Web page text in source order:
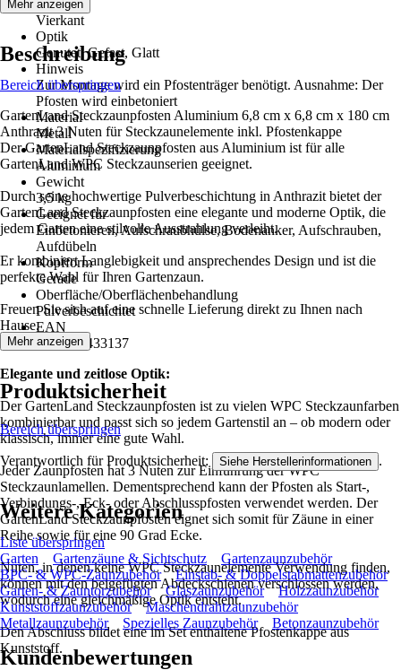
Form
Vierkant
Optik
Genutet, Gefast, Glatt
Hinweis
Zur Montage wird ein Pfostenträger benötigt. Ausnahme: Der
Pfosten wird einbetoniert
Material
Metall
Materialspezifizierung
Aluminium
Gewicht
3,5 kg
Geeignet für
Einbetonieren, Aufschraubhülse, Bodenanker, Aufschrauben,
Aufdübeln
Kopfform
Gerade
Oberfläche/Oberflächenbehandlung
Pulverbeschichtet
EAN
4250592433137
Mehr anzeigen
Beschreibung
Bereich überspringen
GartenLand Steckzaunpfosten Aluminium 6,8 cm x 6,8 cm x 180 cm
Anthrazit 3 Nuten für Steckzaunelemente inkl. Pfostenkappe
Der GartenLand Steckzaunpfosten aus Aluminium ist für alle
GartenLand WPC Steckzaunserien geeignet.
Durch seine hochwertige Pulverbeschichtung in Anthrazit bietet der
GartenLand Steckzaunpfosten eine elegante und moderne Optik, die
jedem Garten eine stilvolle Ausstrahlung verleiht.
Er kombiniert Langlebigkeit und ansprechendes Design und ist die
perfekte Wahl für Ihren Gartenzaun.
Freuen Sie sich auf eine schnelle Lieferung direkt zu Ihnen nach
Hause.
Elegante und zeitlose Optik:
Der GartenLand Steckzaunpfosten ist zu vielen WPC Steckzaunfarben
kombinierbar und passt sich so jedem Gartenstil an – ob modern oder
klassisch, immer eine gute Wahl.
Jeder Zaunpfosten hat 3 Nuten zur Einführung der WPC
Steckzaunlamellen. Dementsprechend kann der Pfosten als Start-,
Verbindungs-, Eck- oder Abschlusspfosten verwendet werden. Der
GartenLand Steckzaunpfosten eignet sich somit für Zäune in einer
Reihe sowie für eine 90 Grad Ecke.
Nuten, in denen keine WPC Steckzaunelemente Verwendung finden,
können mit den beigefügten Abdeckschienen verschlossen werden,
wodurch eine gleichmäßige Optik entsteht.
Den Abschluss bildet eine im Set enthaltene Pfostenkappe aus
Kunststoff.
Mehr anzeigen
Produktsicherheit
Bereich überspringen
Verantwortlich für Produktsicherheit: Siehe Herstellerinformationen .
Weitere Kategorien
Liste überspringen
Garten
Gartenzäune & Sichtschutz
Gartenzaunzubehör
BPC- & WPC-Zaunzubehör
Einstab- & Doppelstabmattenzubehör
Garten- & Zauntorzubehör
Glaszaunzubehör
Holzzaunzubehör
Kunststoffzaunzubehör
Maschendrahtzaunzubehör
Metallzaunzubehör
Spezielles Zaunzubehör Betonzaunzubehör
Kundenbewertungen